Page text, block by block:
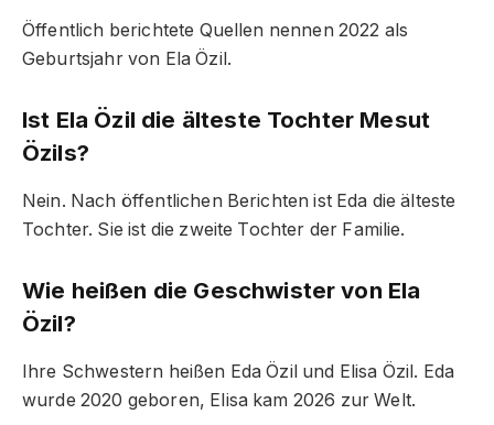
Öffentlich berichtete Quellen nennen 2022 als
Geburtsjahr von Ela Özil.
Ist Ela Özil die älteste Tochter Mesut
Özils?
Nein. Nach öffentlichen Berichten ist Eda die älteste
Tochter. Sie ist die zweite Tochter der Familie.
Wie heißen die Geschwister von Ela
Özil?
Ihre Schwestern heißen Eda Özil und Elisa Özil. Eda
wurde 2020 geboren, Elisa kam 2026 zur Welt.